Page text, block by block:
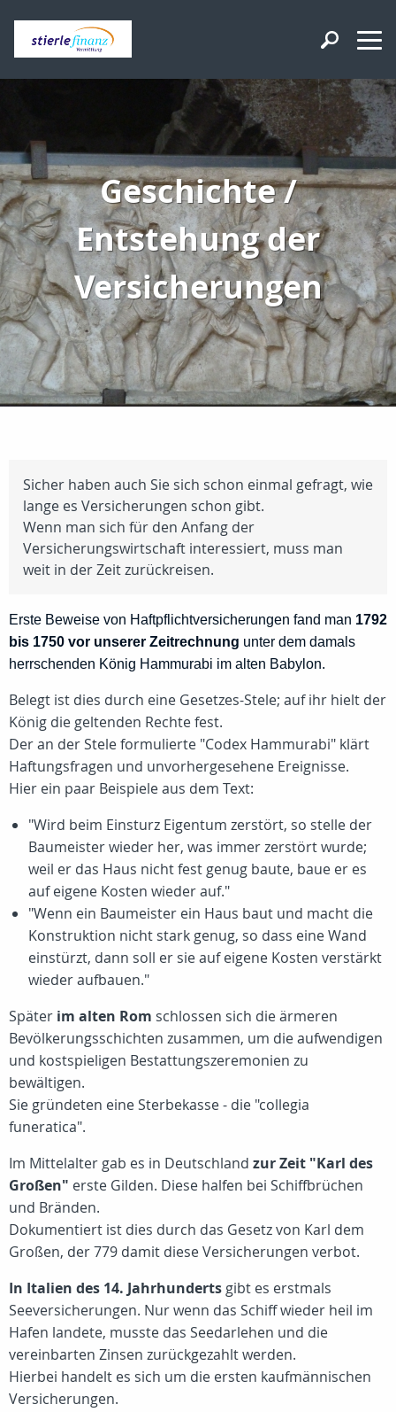
Geschichte /
Entstehung der
Versicherungen
Sicher haben auch Sie sich schon einmal gefragt, wie
lange es Versicherungen schon gibt.
Wenn man sich für den Anfang der
Versicherungswirtschaft interessiert, muss man
weit in der Zeit zurückreisen.
Erste Beweise von Haftpflichtversicherungen fand man 1792
bis 1750 vor unserer Zeitrechnung unter dem damals
herrschenden König Hammurabi im alten Babylon.
Belegt ist dies durch eine Gesetzes-Stele; auf ihr hielt der
König die geltenden Rechte fest.
Der an der Stele formulierte "Codex Hammurabi" klärt
Haftungsfragen und unvorhergesehene Ereignisse.
Hier ein paar Beispiele aus dem Text:
"Wird beim Einsturz Eigentum zerstört, so stelle der
Baumeister wieder her, was immer zerstört wurde;
weil er das Haus nicht fest genug baute, baue er es
auf eigene Kosten wieder auf."
"Wenn ein Baumeister ein Haus baut und macht die
Konstruktion nicht stark genug, so dass eine Wand
einstürzt, dann soll er sie auf eigene Kosten verstärkt
wieder aufbauen."
Später im alten Rom schlossen sich die ärmeren
Bevölkerungsschichten zusammen, um die aufwendigen
und kostspieligen Bestattungszeremonien zu
bewältigen.
Sie gründeten eine Sterbekasse - die "collegia
funeratica".
Im Mittelalter gab es in Deutschland zur Zeit "Karl des
Großen" erste Gilden. Diese halfen bei Schiffbrüchen
und Bränden.
Dokumentiert ist dies durch das Gesetz von Karl dem
Großen, der 779 damit diese Versicherungen verbot.
In Italien des 14. Jahrhunderts gibt es erstmals
Seeversicherungen. Nur wenn das Schiff wieder heil im
Hafen landete, musste das Seedarlehen und die
vereinbarten Zinsen zurückgezahlt werden.
Hierbei handelt es sich um die ersten kaufmännischen
Versicherungen.